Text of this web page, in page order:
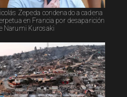
Zepeda condenado a cadena
en Francia por desaparición
Narumi Kurosaki